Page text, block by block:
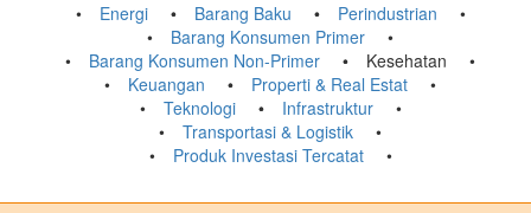
Energi Barang Baku
Perindustrian
Barang Konsumen Primer
Barang Konsumen Non-Primer
Kesehatan
Keuangan
Properti & Real Estat
Teknologi
Infrastruktur
Transportasi & Logistik
Produk Investasi Tercatat